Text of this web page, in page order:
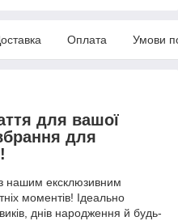
Оплата Умови
для вашої
для
з нашим ексклюзивним
моментів! Ідеально
днів народження й будь-